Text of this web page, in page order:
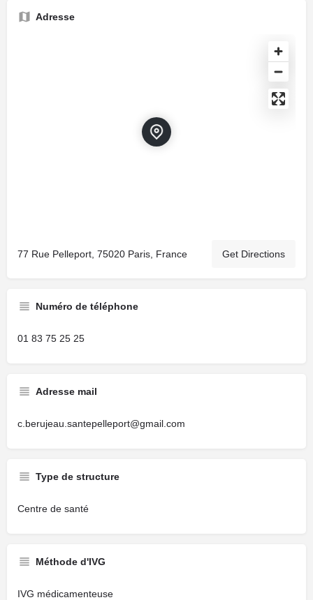
Adresse
77 Rue Pelleport, 75020 Paris, France Get Directions
Numéro de téléphone
01 83 75 25 25
Adresse mail
c.berujeau.santepelleport@gmail.com
Type de structure
Centre de santé
Méthode d'IVG
IVG médicamenteuse